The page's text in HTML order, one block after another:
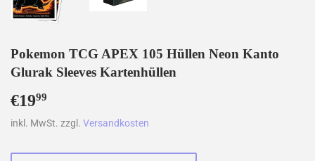
Pokemon TCG APEX 105 Hüllen Neon Kanto
Glurak Sleeves Kartenhüllen
€1999
inkl. MwSt. zzgl. Versandkosten